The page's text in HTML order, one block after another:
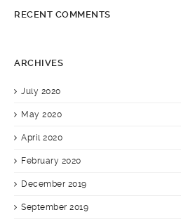
RECENT COMMENTS
ARCHIVES
July 2020
May 2020
April 2020
February 2020
December 2019
September 2019